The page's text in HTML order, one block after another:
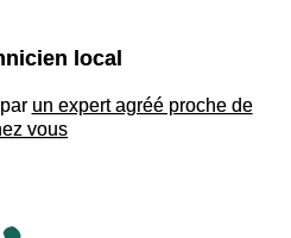
local
un expert agréé proche de
vous